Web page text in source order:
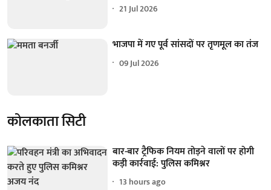
21 Jul 2026
भाजपा में गए पूर्व सांसदों पर तृणमूल का तंज
09 Jul 2026
कोलकाता सिटी
बार-बार ट्रैफिक नियम तोड़ने वालों पर होगी
कड़ी कार्रवाई: पुलिस कमिश्नर
13 hours ago